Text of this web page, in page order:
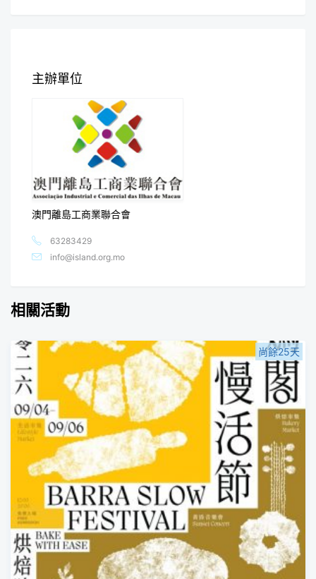
主辦單位
澳門離島工商業聯合會
63283429
info@island.org.mo
相關活動
尚餘25天